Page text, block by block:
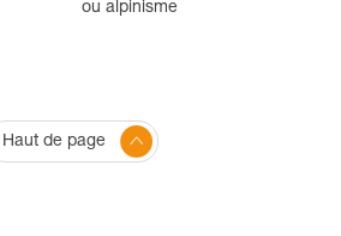
ou alpinisme
Haut de page